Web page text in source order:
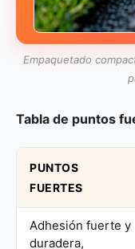
Empaquetado
Tabla de puntos
PUNTOS
FUERTES
Adhesión fuerte y
duradera,